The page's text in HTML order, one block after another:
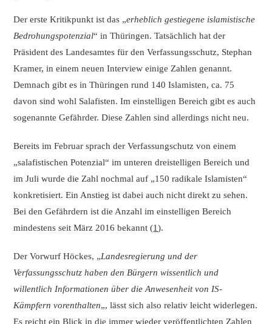
Der erste Kritikpunkt ist das „erheblich gestiegene islamistische
Bedrohungspotenzial“ in Thüringen. Tatsächlich hat der
Präsident des Landesamtes für den Verfassungsschutz, Stephan
Kramer, in einem neuen Interview einige Zahlen genannt.
Demnach gibt es in Thüringen rund 140 Islamisten, ca. 75
davon sind wohl Salafisten. Im einstelligen Bereich gibt es auch
sogenannte Gefährder. Diese Zahlen sind allerdings nicht neu.
Bereits im Februar sprach der Verfassungschutz von einem
„salafistischen Potenzial“ im unteren dreistelligen Bereich und
im Juli wurde die Zahl nochmal auf „150 radikale Islamisten“
konkretisiert. Ein Anstieg ist dabei auch nicht direkt zu sehen.
Bei den Gefährdern ist die Anzahl im einstelligen Bereich
mindestens seit März 2016 bekannt (1).
Der Vorwurf Höckes, „Landesregierung und der
Verfassungsschutz haben den Bürgern wissentlich und
willentlich Informationen über die Anwesenheit von IS-
Kämpfern vorenthalten„, lässt sich also relativ leicht widerlegen.
Es reicht ein Blick in die immer wieder veröffentlichten Zahlen